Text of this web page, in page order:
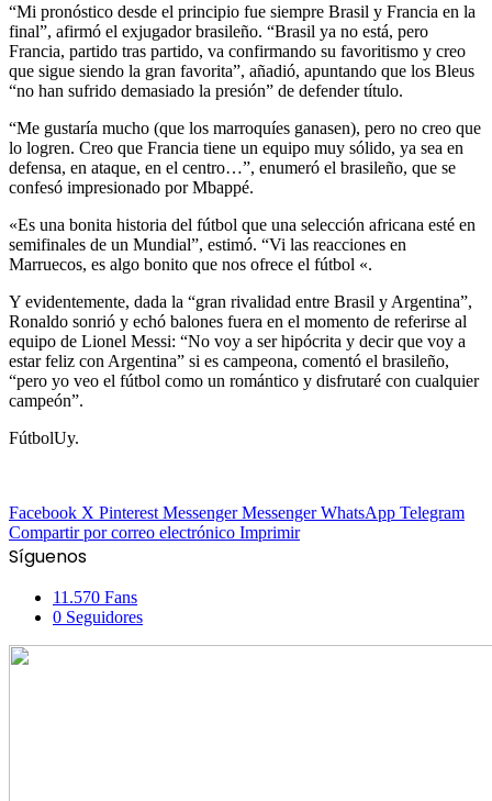
“Mi pronóstico desde el principio fue siempre Brasil y Francia en la
final”, afirmó el exjugador brasileño. “Brasil ya no está, pero
Francia, partido tras partido, va confirmando su favoritismo y creo
que sigue siendo la gran favorita”, añadió, apuntando que los Bleus
“no han sufrido demasiado la presión” de defender título.
“Me gustaría mucho (que los marroquíes ganasen), pero no creo que
lo logren. Creo que Francia tiene un equipo muy sólido, ya sea en
defensa, en ataque, en el centro…”, enumeró el brasileño, que se
confesó impresionado por Mbappé.
«Es una bonita historia del fútbol que una selección africana esté en
semifinales de un Mundial”, estimó. “Vi las reacciones en
Marruecos, es algo bonito que nos ofrece el fútbol «.
Y evidentemente, dada la “gran rivalidad entre Brasil y Argentina”,
Ronaldo sonrió y echó balones fuera en el momento de referirse al
equipo de Lionel Messi: “No voy a ser hipócrita y decir que voy a
estar feliz con Argentina” si es campeona, comentó el brasileño,
“pero yo veo el fútbol como un romántico y disfrutaré con cualquier
campeón”.
FútbolUy.
Facebook X Pinterest Messenger Messenger WhatsApp Telegram
Compartir por correo electrónico Imprimir
Síguenos
11.570 Fans
0 Seguidores